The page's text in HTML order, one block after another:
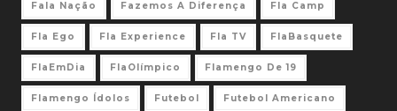
Fala Nação Fazemos A Diferença Fla Camp
Fla Ego Fla Experience Fla TV FlaBasquete
FlaEmDia FlaOlímpico Flamengo De 19
Flamengo Ídolos Futebol Futebol Americano